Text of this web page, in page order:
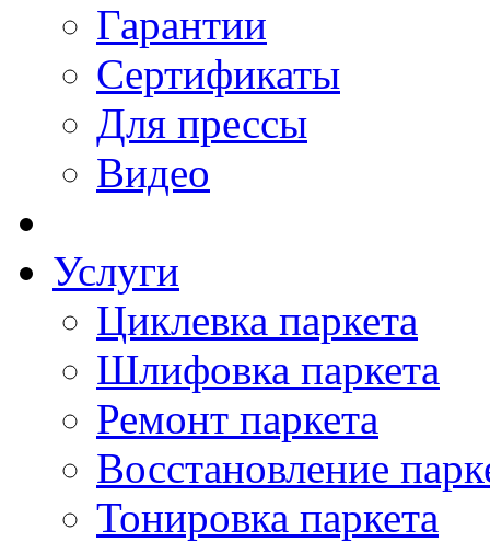
Гарантии
Сертификаты
Для прессы
Видео
Услуги
Циклевка паркета
Шлифовка паркета
Ремонт паркета
Восстановление
Тонировка паркета